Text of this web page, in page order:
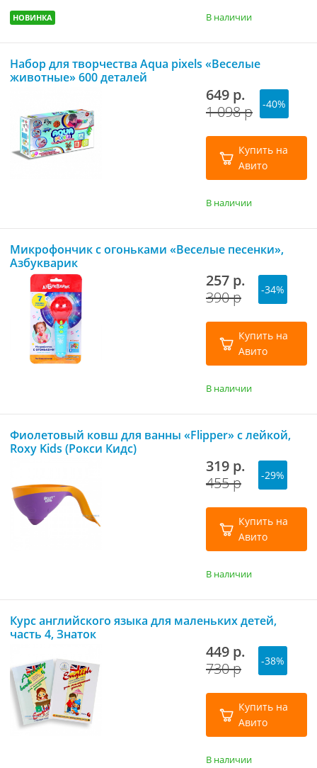
НОВИНКА В наличии
Набор для творчества Aqua pixels «Веселые
животные» 600 деталей
649 р.
1 098 р
-40%
Купить на
Авито
В наличии
Микрофончик с огоньками «Веселые песенки»,
Азбукварик
257 р.
390 р
-34%
Купить на
Авито
В наличии
Фиолетовый ковш для ванны «Flipper» с лейкой,
Roxy Kids (Рокси Кидс)
319 р.
455 р
-29%
Купить на
Авито
В наличии
Курс английского языка для маленьких детей,
часть 4, Знаток
449 р.
730 р
-38%
Купить на
Авито
В наличии